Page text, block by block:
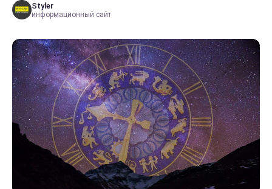
Styler
информационный сайт